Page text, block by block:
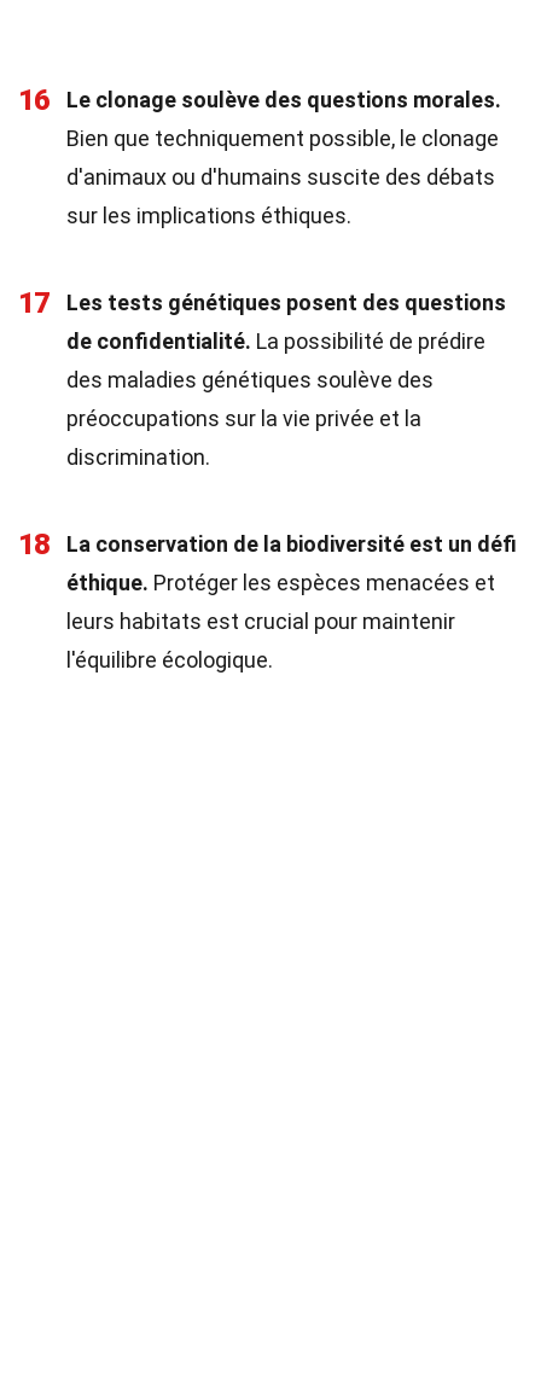
16
Le clonage soulève des questions morales.
Bien que techniquement possible, le clonage
d'animaux ou d'humains suscite des débats
sur les implications éthiques.
17
Les tests génétiques posent des questions
de confidentialité. La possibilité de prédire
des maladies génétiques soulève des
préoccupations sur la vie privée et la
discrimination.
18
La conservation de la biodiversité est un défi
éthique. Protéger les espèces menacées et
leurs habitats est crucial pour maintenir
l'équilibre écologique.